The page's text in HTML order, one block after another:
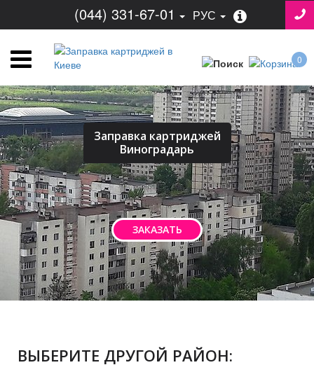
(044) 331-67-01 РУС
0
Заправка картриджей
Виноградарь
ЗАКАЗАТЬ
ВЫБЕРИТЕ ДРУГОЙ РАЙОН: